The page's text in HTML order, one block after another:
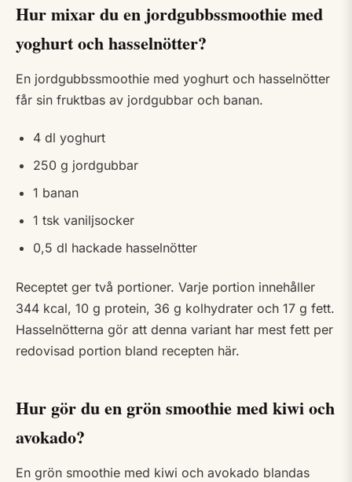
Hur mixar du en jordgubbssmoothie med
yoghurt och hasselnötter?
En jordgubbssmoothie med yoghurt och hasselnötter
får sin fruktbas av jordgubbar och banan.
4 dl yoghurt
250 g jordgubbar
1 banan
1 tsk vaniljsocker
0,5 dl hackade hasselnötter
Receptet ger två portioner. Varje portion innehåller
344 kcal, 10 g protein, 36 g kolhydrater och 17 g fett.
Hasselnötterna gör att denna variant har mest fett per
redovisad portion bland recepten här.
Hur gör du en grön smoothie med kiwi och
avokado?
En grön smoothie med kiwi och avokado blandas